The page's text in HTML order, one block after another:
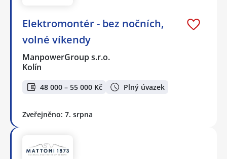
Elektromontér - bez nočních,
volné víkendy
ManpowerGroup s.r.o.
Kolín
48 000 – 55 000 Kč Plný úvazek
Zveřejněno: 7. srpna